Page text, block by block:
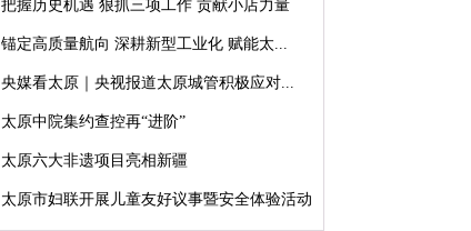
把握历史机遇 狠抓三项工作 贡献小店力量
锚定高质量航向 深耕新型工业化 赋能太...
央媒看太原｜央视报道太原城管积极应对...
太原中院集约查控再“进阶”
太原六大非遗项目亮相新疆
太原市妇联开展儿童友好议事暨安全体验活动